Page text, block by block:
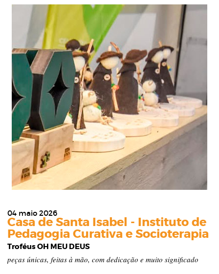
04 maio 2026
Casa de Santa Isabel - Instituto de
Pedagogia Curativa e Socioterapia
Troféus OH MEU DEUS
peças únicas, feitas à mão, com dedicação e muito significado